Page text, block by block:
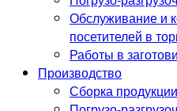
Обслуживание и
посетителей в
Работы в
Производство
Сборка продукции